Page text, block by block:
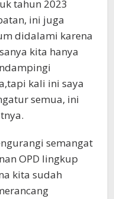
tahun 2023
ini juga
didalami karena
kita hanya
kali ini saya
semua, ini
semangat
OPD lingkup
kita sudah